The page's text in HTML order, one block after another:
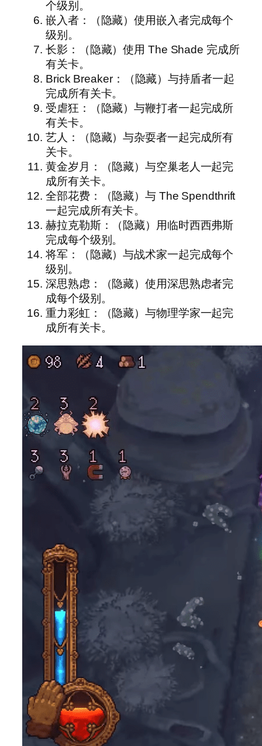
个级别。
嵌入者：（隐藏）使用嵌入者完成每个
级别。
长影：（隐藏）使用 The Shade 完成所
有关卡。
Brick Breaker：（隐藏）与持盾者一起
完成所有关卡。
受虐狂：（隐藏）与鞭打者一起完成所
有关卡。
艺人：（隐藏）与杂耍者一起完成所有
关卡。
黄金岁月：（隐藏）与空巢老人一起完
成所有关卡。
全部花费：（隐藏）与 The Spendthrift
一起完成所有关卡。
赫拉克勒斯：（隐藏）用临时西西弗斯
完成每个级别。
将军：（隐藏）与战术家一起完成每个
级别。
深思熟虑：（隐藏）使用深思熟虑者完
成每个级别。
重力彩虹：（隐藏）与物理学家一起完
成所有关卡。